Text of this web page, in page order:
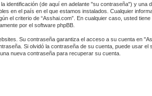
identificación (de aquí en adelante "su contraseña") y una
en el país en el que estamos instalados. Cualquier
el criterio de “Asshai.com”. En cualquier caso, usted tiene
por el software phpBB.
Su contraseña garantiza el acceso a su cuenta en
Si olvidó la contraseña de su cuenta, puede usar el
nueva contraseña para recuperar su cuenta.